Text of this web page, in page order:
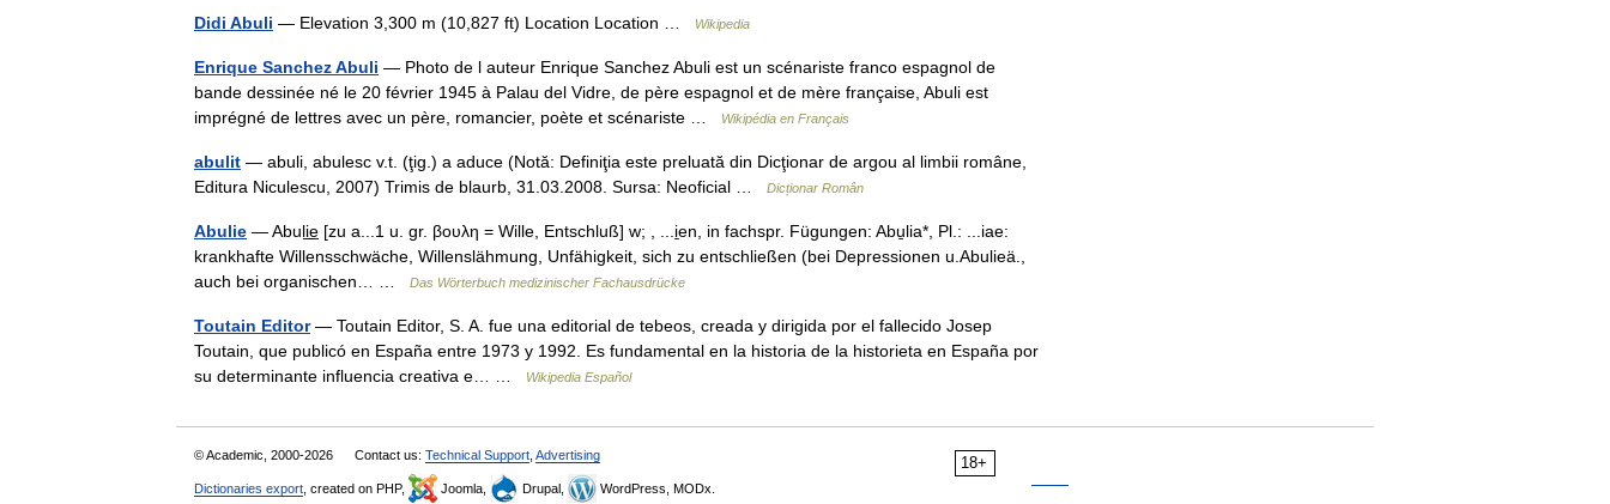
Didi Abuli — Elevation 3,300 m (10,827 ft) Location Location … Wikipedia
Enrique Sanchez Abuli — Photo de l auteur Enrique Sanchez Abuli est un scénariste franco espagnol de
bande dessinée né le 20 février 1945 à Palau del Vidre, de père espagnol et de mère française, Abuli est
imprégné de lettres avec un père, romancier, poète et scénariste …
Wikipédia en Français
abulit — abuli, abulesc v.t. (ţig.) a aduce (Notă: Definiţia este preluată din Dicţionar de argou al limbii române,
Editura Niculescu, 2007) Trimis de blaurb, 31.03.2008. Sursa: Neoficial …
Dicționar Român
Abulie — Abuli̲e̲ [zu a...1 u. gr. βουλη = Wille, Entschluß] w; , ...i̱en, in fachspr. Fügungen: Abu̱lia*, Pl.: ...iae:
krankhafte Willensschwäche, Willenslähmung, Unfähigkeit, sich zu entschließen (bei Depressionen u.Abulieä.,
auch bei organischen… …
Das Wörterbuch medizinischer Fachausdrücke
Toutain Editor— Toutain Editor, S. A. fue una editorial de tebeos, creada y dirigida por el fallecido Josep
Toutain, que publicó en España entre 1973 y 1992. Es fundamental en la historia de la historieta en España por
su determinante influencia creativa e… …
Wikipedia Español
18+
© Academic, 2000-2026 Contact us: Technical Support Advertising
Dictionaries export , created on PHP, Joomla, Drupal, WordPress, MODx.